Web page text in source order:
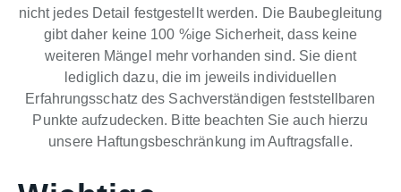
nicht jedes Detail festgestellt werden. Die Baubegleitung
gibt daher keine 100 %ige Sicherheit, dass keine
weiteren Mängel mehr vorhanden sind. Sie dient
lediglich dazu, die im jeweils individuellen
Erfahrungsschatz des Sachverständigen feststellbaren
Punkte aufzudecken. Bitte beachten Sie auch hierzu
unsere Haftungsbeschränkung im Auftragsfalle.